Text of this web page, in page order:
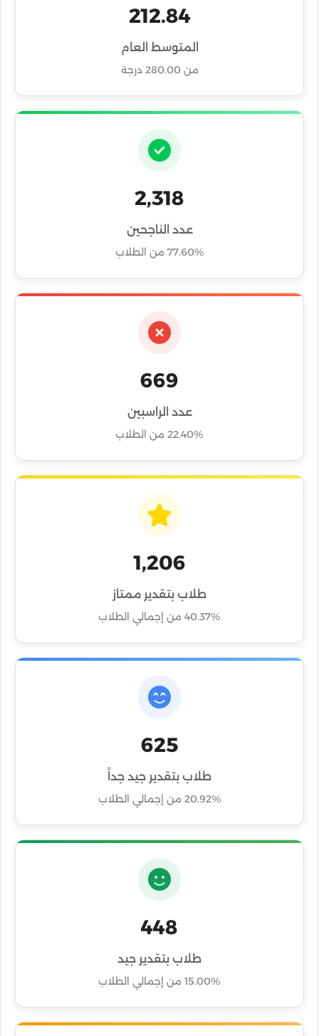
212.84
المتوسط العام
من 280.00 درجة
2,318
عدد الناجحين
77.60% من الطلاب
669
عدد الراسبين
22.40% من الطلاب
1,206
طلاب بتقدير ممتاز
40.37% من إجمالي الطلاب
625
طلاب بتقدير جيد جداً
20.92% من إجمالي الطلاب
448
طلاب بتقدير جيد
15.00% من إجمالي الطلاب